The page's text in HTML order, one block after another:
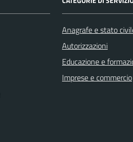
Anagrafe e stato
Autorizzazioni
Educazione e
Imprese e commercio